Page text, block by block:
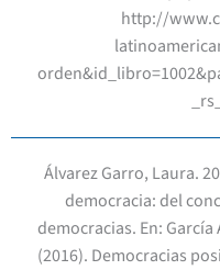
http://
Álvarez Garro, Laura.
democracia: del
democracias. En: García
(2016). Democracias